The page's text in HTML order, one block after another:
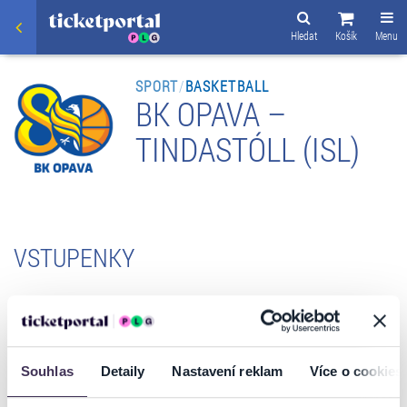
Souhlas Detaily Nastavení reklam Více o cookies
Menu
Košík
Hledat
SPORT/BASKETBALL
BK OPAVA –
TINDASTÓLL (ISL)
VSTUPENKY
INFORMACE O AKCI